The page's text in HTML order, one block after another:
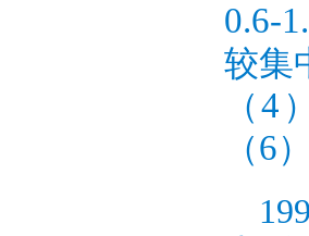
0.6-
较集
（4
（6